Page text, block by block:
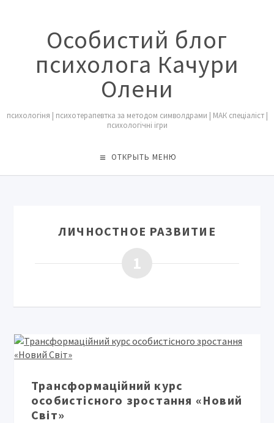
Особистий блог
психолога Качури
Олени
психологіня | психотерапевтка за методом символдрами | МАК спеціаліст |
психологічні ігри
ОТКРЫТЬ МЕНЮ
ЛИЧНОСТНОЕ РАЗВИТИЕ
1
Трансформаційний курс
особистісного зростання «Новий
Світ»